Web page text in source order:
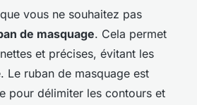
vous ne souhaitez pas
de masquage. Cela permet
et précises, évitant les
Le ruban de masquage est
pour délimiter les contours et